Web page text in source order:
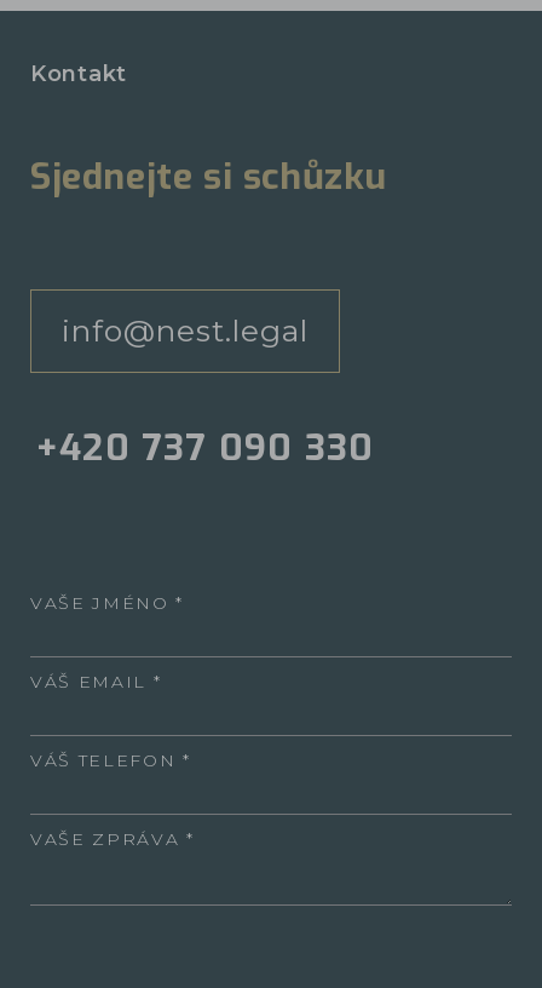
Kontakt
Sjednejte si schůzku
info@nest.legal
+420 737 090 330
VAŠE JMÉNO
VÁŠ EMAIL
VÁŠ TELEFON
VAŠE ZPRÁVA